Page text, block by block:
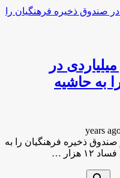
۱۲ هزار میلیاردی در
به حاشیه
در صندوق ذخیره فرهنگیان را به
هزار …